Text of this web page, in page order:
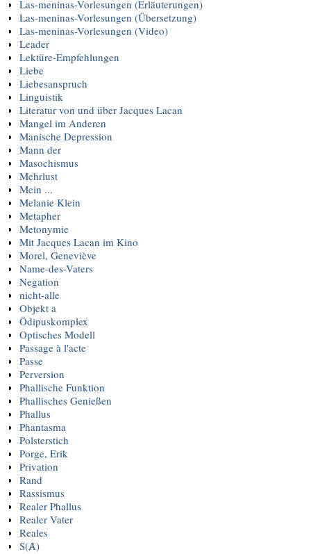
Las-meninas-Vorlesungen (Erläuterungen)
Las-meninas-Vorlesungen (Übersetzung)
Las-meninas-Vorlesungen (Video)
Leader
Lektüre-Empfehlungen
Liebe
Liebesanspruch
Linguistik
Literatur von und über Jacques Lacan
Mangel im Anderen
Manische Depression
Mann der
Masochismus
Mehrlust
Mein ...
Melanie Klein
Metapher
Metonymie
Mit Jacques Lacan im Kino
Morel, Geneviève
Name-des-Vaters
Negation
nicht-alle
Objekt a
Ödipuskomplex
Optisches Modell
Passage à l'acte
Passe
Perversion
Phallische Funktion
Phallisches Genießen
Phallus
Phantasma
Polsterstich
Porge, Erik
Privation
Rand
Rassismus
Realer Phallus
Realer Vater
Reales
S(Ⱥ)